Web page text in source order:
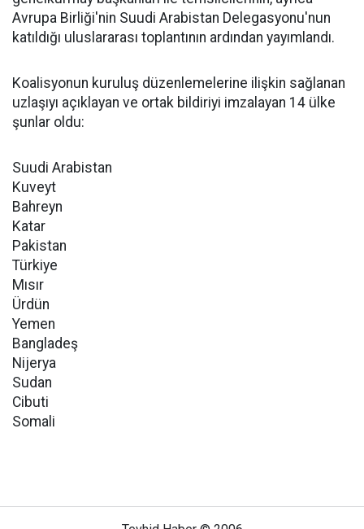
Avrupa Birliği'nin Suudi Arabistan Delegasyonu'nun
katıldığı uluslararası toplantının ardından yayımlandı.
Koalisyonun kuruluş düzenlemelerine ilişkin sağlanan
uzlaşıyı açıklayan ve ortak bildiriyi imzalayan 14 ülke
şunlar oldu:
Suudi Arabistan
Kuveyt
Bahreyn
Katar
Pakistan
Türkiye
Mısır
Ürdün
Yemen
Bangladeş
Nijerya
Sudan
Cibuti
Somali